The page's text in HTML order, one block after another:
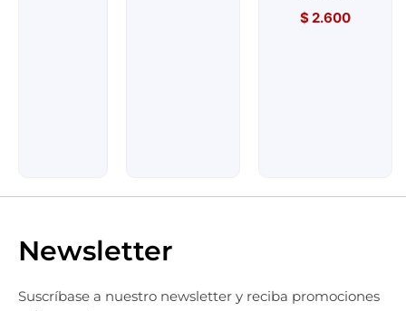
$2.600
Newsletter
Suscríbase a nuestro newsletter y reciba promociones